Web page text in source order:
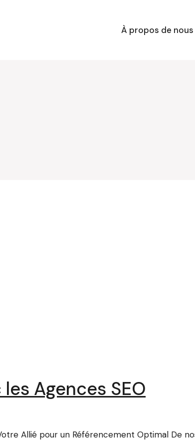
À propos de nous
Agences SEO
Allié pour un Référencement Optimal De